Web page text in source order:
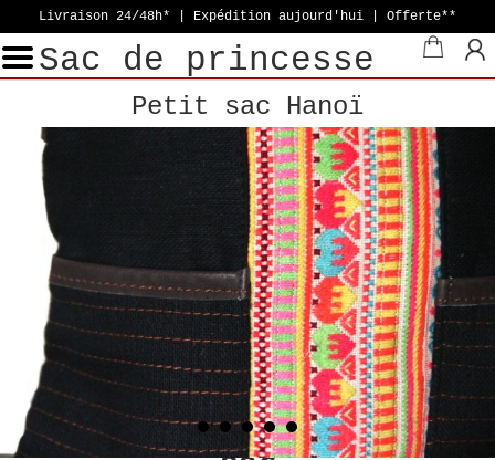
Sac de princesse
Livraison 24/48h* | Expédition aujourd'hui | Offerte**
Petit sac Hanoï